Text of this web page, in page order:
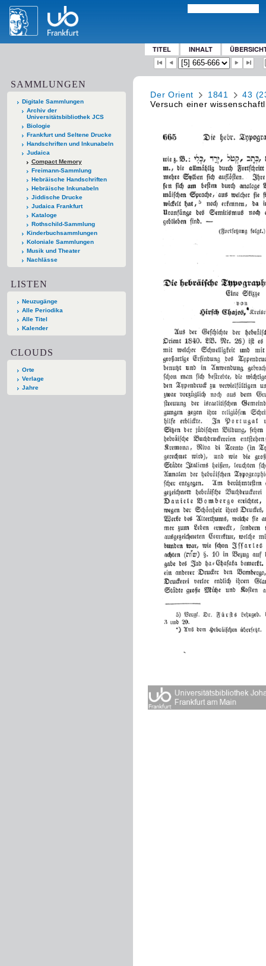
TITEL INHALT
SAMMLUNGEN
Digitale Sammlungen
Archiv der
Universitätsbibliothek JCS
Biologie
Frankfurt und Seltene Drucke
Handschriften und Inkunabeln
Judaica
Compact Memory
Freimann-Sammlung
Hebräische Handschriften
Hebräische Inkunabeln
Jiddische Drucke
Judaica Frankfurt
Kataloge
Rothschild-Sammlung
Kinderbuchsammlungen
Koloniale Sammlungen
Musik und Theater
Nachlässe
LISTEN
Neuzugänge
Alle Periodika
Alle Titel
Kalender
CLOUDS
Orte
Verlage
Jahre
Der Orient 1841
43
Versuch einer